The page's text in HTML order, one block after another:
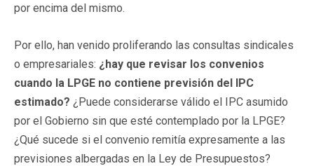
por encima del mismo.
Por ello, han venido proliferando las consultas sindicales
o empresariales: ¿hay que revisar los convenios
cuando la LPGE no contiene previsión del IPC
estimado? ¿Puede considerarse válido el IPC asumido
por el Gobierno sin que esté contemplado por la LPGE?
¿Qué sucede si el convenio remitía expresamente a las
previsiones albergadas en la Ley de Presupuestos?